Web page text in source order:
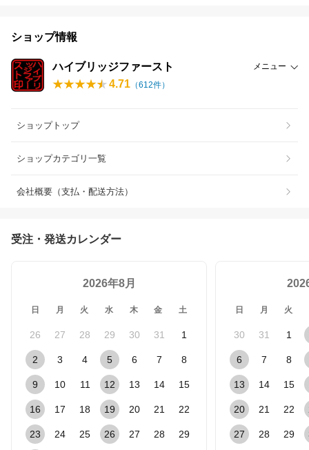
ショップ情報
ハイブリッジファースト メニュー
4.71 （612件）
ショップトップ
ショップカテゴリ一覧
会社概要（支払・配送方法）
受注・発送カレンダー
2026年8月
日 月 火 水 木 金 土
26 27 28 29 30 31 1
2 3 4 5 6 7 8
9 10 11 12 13 14 15
16 17 18 19 20 21 22
23 24 25 26 27 28 29
日 月 火
30 31 1
6 7 8
13 14 15
20 21 22
27 28 29